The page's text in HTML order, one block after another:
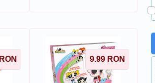
RON 9.99 RON